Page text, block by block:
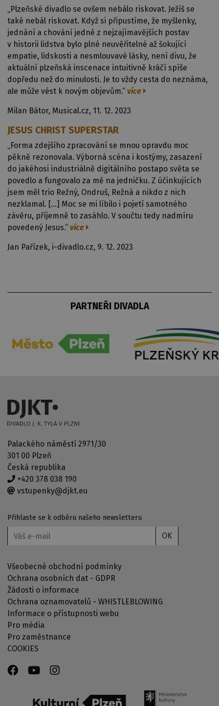
„Plzeňské divadlo se ovšem nebálo riskovat. Ježíš se
také nebál riskovat. Když si připustíme, že myšlenky,
jednání a chování jedné z nejzajímavějších postav
v historii lidstva bylo plné neuvěřitelné až šokující
empatie, lidskosti a nesmlouvavé lásky, není divu, že
aktuální plzeňská inscenace intuitivně kráčí spíše
dopředu než do minulosti. Je to vždy cesta do neznáma,
ale může vést k novým objevům.“ více
Milan Bátor, Musical.cz, 11. 12. 2023
JESUS CHRIST SUPERSTAR
„Forma zdejšího zpracování se mnou opravdu moc
pěkně rezonovala. Výborná scéna i kostýmy, zasazení
do jakéhosi industriálně digitálního postapo světa se
povedlo a fungovalo za mě na jedničku. Z účinkujících
jsem měl trio Režný, Ondruš, Režná a nikdo z nich
nezklamal. […] Moc se mi líbilo i pojetí samotného
závěru, příjemně to zasáhlo. V součtu tedy nadmíru
povedený Jesus.“ více
Jan Pařízek, i-divadlo.cz, 9. 12. 2023
PARTNEŘI DIVADLA
Palackého náměstí 2971/30
301 00 Plzeň
Česká republika
+420 378 038 190
vstupenky@djkt.eu
Přihlaste se k odběru našeho newsletteru
OK
Všeobecné obchodní podmínky
Ochrana osobních dat - GDPR
Žádosti o informace
Ochrana oznamovatelů - WHISTLEBLOWING
Informace o přístupnosti webu
Pro média
Pro zaměstnance
COOKIES